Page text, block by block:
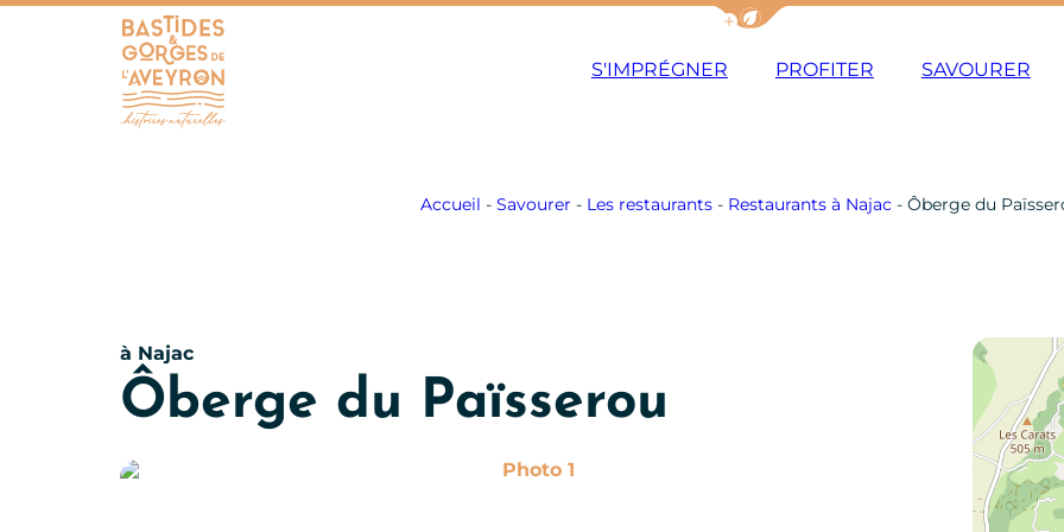
Afficher la barre de navigation du
S'IMPRÉGNER PROFITER SAVOURER
Accueil - Savourer - Les restaurants- Restaurants à Najac- Ôberge du
à Najac
Ôberge du Païsserou
Photo 1